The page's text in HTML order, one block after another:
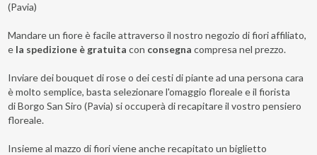
(Pavia)
Mandare un fiore è facile attraverso il nostro negozio di fiori affiliato,
e la spedizione è gratuita con consegna compresa nel prezzo.
Inviare dei bouquet di rose o dei cesti di piante ad una persona cara
è molto semplice, basta selezionare l'omaggio floreale e il fiorista
di Borgo San Siro (Pavia) si occuperà di recapitare il vostro pensiero
floreale.
Insieme al mazzo di fiori viene anche recapitato un biglietto